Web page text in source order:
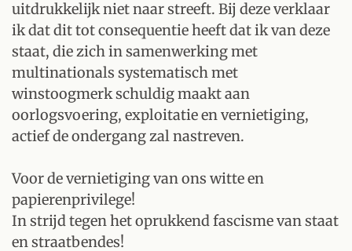
uitdrukkelijk niet naar streeft. Bij deze verklaar
ik dat dit tot consequentie heeft dat ik van deze
staat, die zich in samenwerking met
multinationals systematisch met
winstoogmerk schuldig maakt aan
oorlogsvoering, exploitatie en vernietiging,
actief de ondergang zal nastreven.
Voor de vernietiging van ons witte en
papierenprivilege!
In strijd tegen het oprukkend fascisme van staat
en straatbendes!